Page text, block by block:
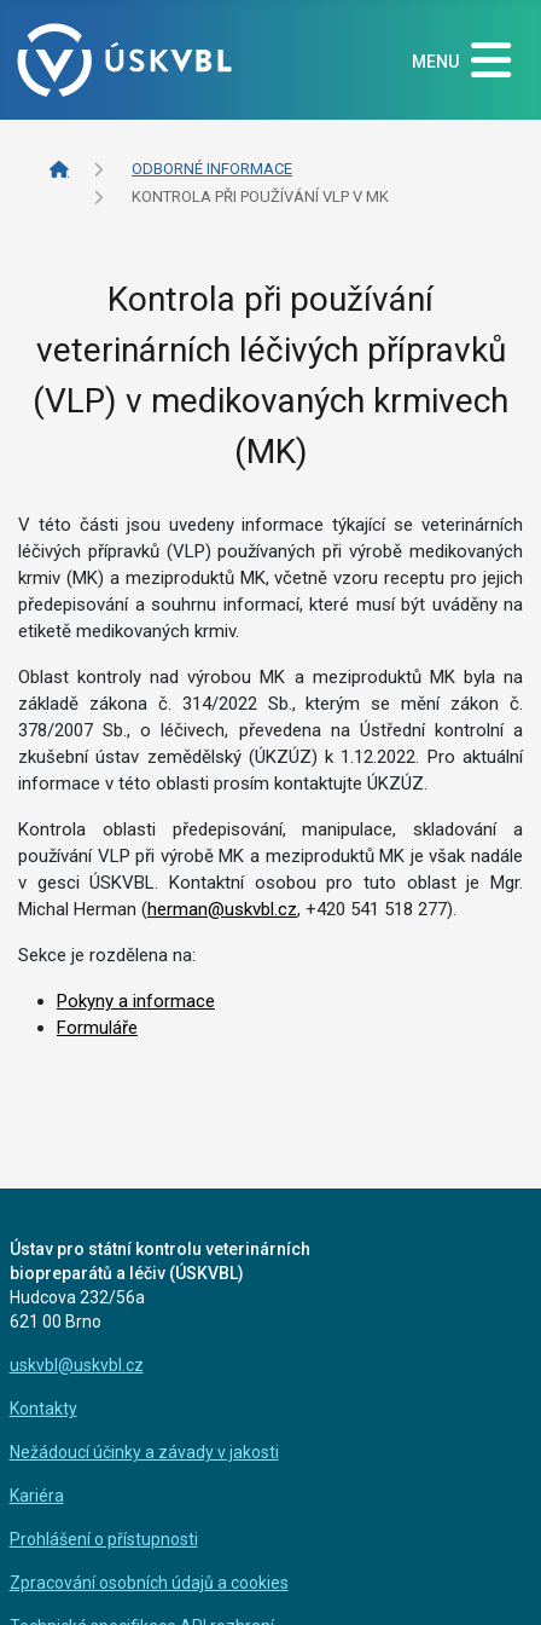
MENU
ODBORNÉ INFORMACE
KONTROLA PŘI POUŽÍVÁNÍ VLP V MK
Kontrola při používání
veterinárních léčivých přípravků
(VLP) v medikovaných krmivech
(MK)
V této části jsou uvedeny informace týkající se veterinárních
léčivých přípravků (VLP) používaných při výrobě medikovaných
krmiv (MK) a meziproduktů MK, včetně vzoru receptu pro jejich
předepisování a souhrnu informací, které musí být uváděny na
etiketě medikovaných krmiv.
Oblast kontroly nad výrobou MK a meziproduktů MK byla na
základě zákona č. 314/2022 Sb., kterým se mění zákon č.
378/2007 Sb., o léčivech, převedena na Ústřední kontrolní a
zkušební ústav zemědělský (ÚKZÚZ) k 1.12.2022. Pro aktuální
informace v této oblasti prosím kontaktujte ÚKZÚZ.
Kontrola oblasti předepisování, manipulace, skladování a
používání VLP při výrobě MK a meziproduktů MK je však nadále
v gesci ÚSKVBL. Kontaktní osobou pro tuto oblast je Mgr.
Michal Herman (herman@uskvbl.cz, +420 541 518 277).
Sekce je rozdělena na:
Pokyny a informace
Formuláře
Ústav pro státní kontrolu veterinárních
biopreparátů a léčiv (ÚSKVBL)
Hudcova 232/56a
621 00 Brno
uskvbl@uskvbl.cz
Kontakty
Nežádoucí účinky a závady v jakosti
Kariéra
Prohlášení o přístupnosti
Zpracování osobních údajů a cookies